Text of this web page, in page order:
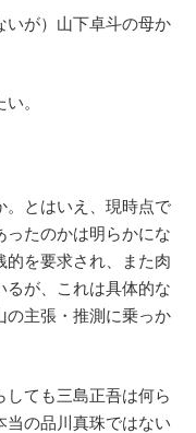
が）山下卓斗の母か
。
。とはいえ、現時点で
ったのかは明らかにな
的を要求され、また肉
るが、これは具体的な
の主張・推測に乗っか
しても三島正吾は何ら
当の品川真珠ではない